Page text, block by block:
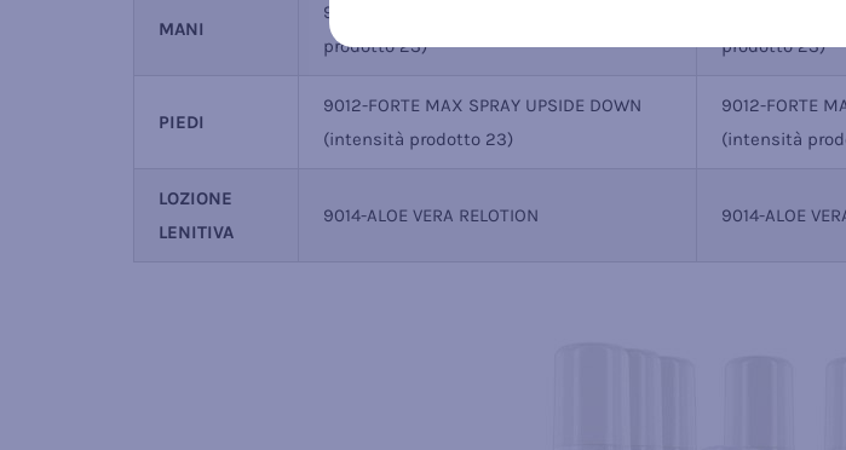
MANI
9002-FORTE MAX SPRAY (intensità
prodotto 23)
prodotto 23)
PIEDI
9012-FORTE MAX SPRAY UPSIDE DOWN
(intensità prodotto 23)
9012-FORTE
(intensità
LOZIONE
LENITIVA
9014-ALOE VERA RELOTION 9014-ALOE